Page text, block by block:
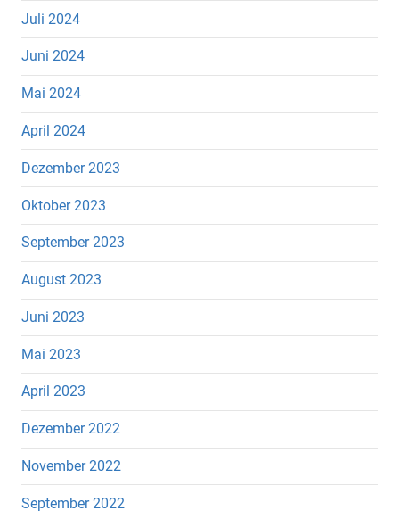
Juli 2024
Juni 2024
Mai 2024
April 2024
Dezember 2023
Oktober 2023
September 2023
August 2023
Juni 2023
Mai 2023
April 2023
Dezember 2022
November 2022
September 2022